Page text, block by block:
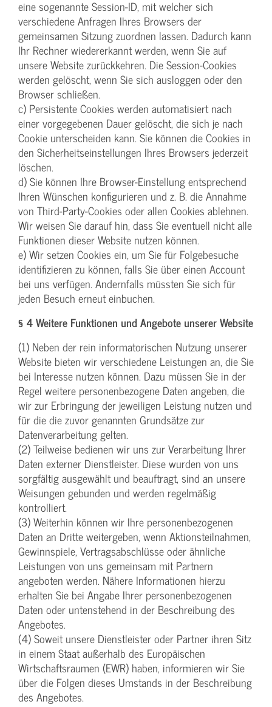
eine sogenannte Session-ID, mit welcher sich
verschiedene Anfragen Ihres Browsers der
gemeinsamen Sitzung zuordnen lassen. Dadurch kann
Ihr Rechner wiedererkannt werden, wenn Sie auf
unsere Website zurückkehren. Die Session-Cookies
werden gelöscht, wenn Sie sich ausloggen oder den
Browser schließen.
c) Persistente Cookies werden automatisiert nach
einer vorgegebenen Dauer gelöscht, die sich je nach
Cookie unterscheiden kann. Sie können die Cookies in
den Sicherheitseinstellungen Ihres Browsers jederzeit
löschen.
d) Sie können Ihre Browser-Einstellung entsprechend
Ihren Wünschen konfigurieren und z. B. die Annahme
von Third-Party-Cookies oder allen Cookies ablehnen.
Wir weisen Sie darauf hin, dass Sie eventuell nicht alle
Funktionen dieser Website nutzen können.
e) Wir setzen Cookies ein, um Sie für Folgebesuche
identifizieren zu können, falls Sie über einen Account
bei uns verfügen. Andernfalls müssten Sie sich für
jeden Besuch erneut einbuchen.
§ 4 Weitere Funktionen und Angebote unserer Website
(1) Neben der rein informatorischen Nutzung unserer
Website bieten wir verschiedene Leistungen an, die Sie
bei Interesse nutzen können. Dazu müssen Sie in der
Regel weitere personenbezogene Daten angeben, die
wir zur Erbringung der jeweiligen Leistung nutzen und
für die die zuvor genannten Grundsätze zur
Datenverarbeitung gelten.
(2) Teilweise bedienen wir uns zur Verarbeitung Ihrer
Daten externer Dienstleister. Diese wurden von uns
sorgfältig ausgewählt und beauftragt, sind an unsere
Weisungen gebunden und werden regelmäßig
kontrolliert.
(3) Weiterhin können wir Ihre personenbezogenen
Daten an Dritte weitergeben, wenn Aktionsteilnahmen,
Gewinnspiele, Vertragsabschlüsse oder ähnliche
Leistungen von uns gemeinsam mit Partnern
angeboten werden. Nähere Informationen hierzu
erhalten Sie bei Angabe Ihrer personenbezogenen
Daten oder untenstehend in der Beschreibung des
Angebotes.
(4) Soweit unsere Dienstleister oder Partner ihren Sitz
in einem Staat außerhalb des Europäischen
Wirtschaftsraumen (EWR) haben, informieren wir Sie
über die Folgen dieses Umstands in der Beschreibung
des Angebotes.